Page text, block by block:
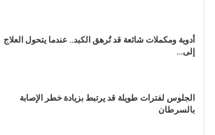
أدوية ومكملات شائعة قد تُرهق الكبد.. عندما يتحول العلاج
إلى…
الجلوس لفترات طويلة قد يرتبط بزيادة خطر الإصابة
بالسرطان